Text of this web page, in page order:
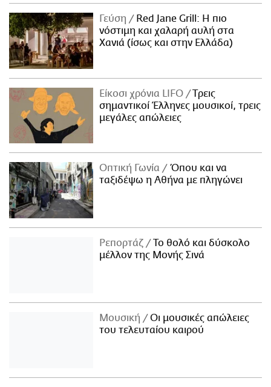
Γεύση
Red Jane Grill: Η πιο
νόστιμη και χαλαρή αυλή στα
Χανιά (ίσως και στην Ελλάδα)
Είκοσι χρόνια LIFO
Tρεις
σημαντικοί Έλληνες μουσικοί, τρεις
μεγάλες απώλειες
Οπτική Γωνία
Όπου και να
ταξιδέψω η Αθήνα με πληγώνει
Ρεπορτάζ
Το θολό και δύσκολο
μέλλον της Μονής Σινά
Μουσική
Οι μουσικές απώλειες
του τελευταίου καιρού